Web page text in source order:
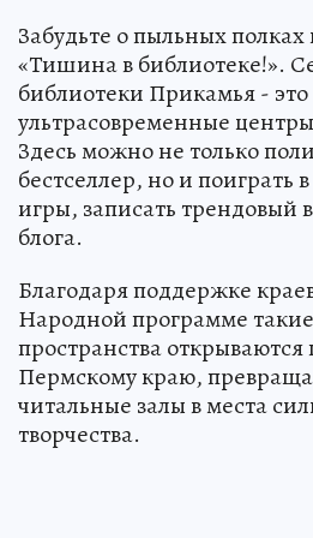
Забудьте о пыльных
«Тишина в библиотеке!».
библиотеки Прикамья - это
ультрасовременные
Здесь можно не только
бестселлер, но и поиграть
игры, записать трендовый
блога.
Благодаря поддержке
Народной программе
пространства открываются
Пермскому краю,
читальные залы в места
творчества.